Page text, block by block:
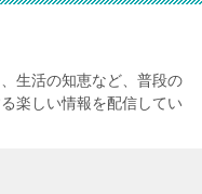
生活の知恵など、普段の
楽しい情報を配信してい